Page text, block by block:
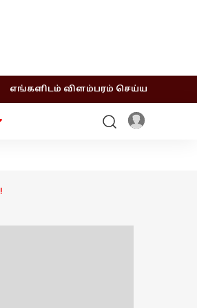
எங்களிடம் விளம்பரம் செய்ய